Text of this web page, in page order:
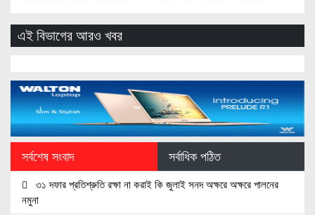
এই বিভাগের আরও খবর
সর্বশেষ সংবাদ সর্বাধিক পঠিত
৩১ দফার প্রতিশ্রুতি রক্ষা না করাই কি জুলাই সনদ অক্ষরে অক্ষরে পালনের
নমুনা